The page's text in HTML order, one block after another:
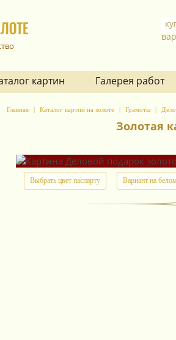
картин Галерея работ
Главная Каталог картин на золоте Грамоты
Золотая
Выбрать цвет паспарту Вариант на